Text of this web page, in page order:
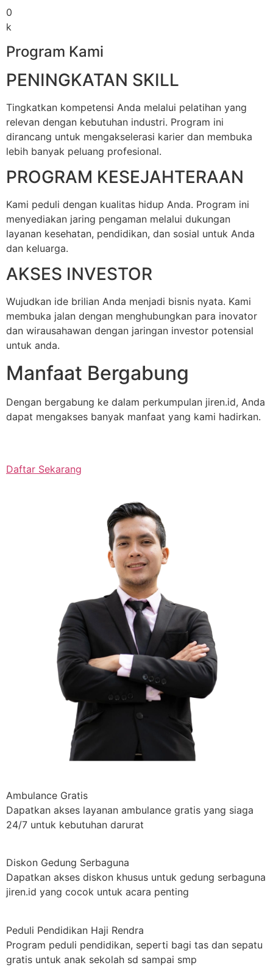
0
k
Program Kami
PENINGKATAN SKILL
Tingkatkan kompetensi Anda melalui pelatihan yang
relevan dengan kebutuhan industri. Program ini
dirancang untuk mengakselerasi karier dan membuka
lebih banyak peluang profesional.
PROGRAM KESEJAHTERAAN
Kami peduli dengan kualitas hidup Anda. Program ini
menyediakan jaring pengaman melalui dukungan
layanan kesehatan, pendidikan, dan sosial untuk Anda
dan keluarga.
AKSES INVESTOR
Wujudkan ide brilian Anda menjadi bisnis nyata. Kami
membuka jalan dengan menghubungkan para inovator
dan wirausahawan dengan jaringan investor potensial
untuk anda.
Manfaat Bergabung
Dengan bergabung ke dalam perkumpulan jiren.id, Anda
dapat mengakses banyak manfaat yang kami hadirkan.
Daftar Sekarang
Ambulance Gratis
Dapatkan akses layanan ambulance gratis yang siaga
24/7 untuk kebutuhan darurat
Diskon Gedung Serbaguna
Dapatkan akses diskon khusus untuk gedung serbaguna
jiren.id yang cocok untuk acara penting
Peduli Pendidikan Haji Rendra
Program peduli pendidikan, seperti bagi tas dan sepatu
gratis untuk anak sekolah sd sampai smp